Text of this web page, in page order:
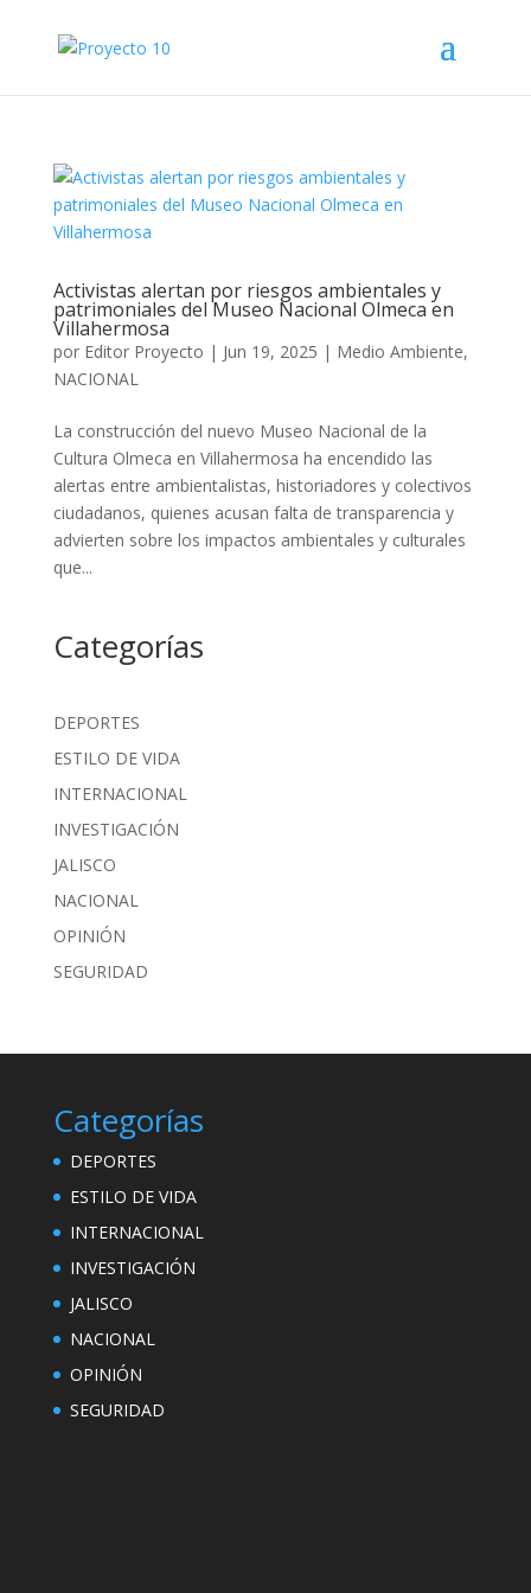
Activistas alertan por riesgos ambientales y
patrimoniales del Museo Nacional Olmeca en
Villahermosa
por Editor Proyecto | Jun 19, 2025 | Medio Ambiente,
NACIONAL
La construcción del nuevo Museo Nacional de la
Cultura Olmeca en Villahermosa ha encendido las
alertas entre ambientalistas, historiadores y colectivos
ciudadanos, quienes acusan falta de transparencia y
advierten sobre los impactos ambientales y culturales
que...
Categorías
DEPORTES
ESTILO DE VIDA
INTERNACIONAL
INVESTIGACIÓN
JALISCO
NACIONAL
OPINIÓN
SEGURIDAD
Categorías
DEPORTES
ESTILO DE VIDA
INTERNACIONAL
INVESTIGACIÓN
JALISCO
NACIONAL
OPINIÓN
SEGURIDAD